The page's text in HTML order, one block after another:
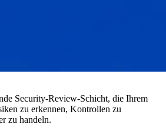
Security-Review-Schicht, die Ihrem
zu erkennen, Kontrollen zu
zu handeln.